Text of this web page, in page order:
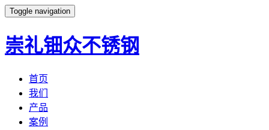
Toggle navigation
崇礼钿众不锈钢
首页
我们
产品
案例